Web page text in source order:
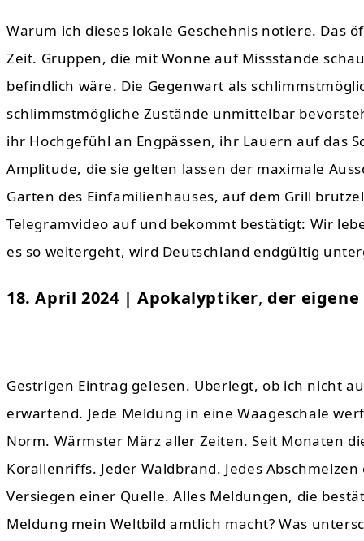
Warum ich dieses lokale Geschehnis notiere. Das
Zeit. Gruppen, die mit Wonne auf Missstände
befindlich wäre. Die Gegenwart als
schlimmstmögliche Zustände unmittelbar
ihr Hochgefühl an Engpässen, ihr Lauern auf das
Amplitude, die sie gelten lassen der maximale
Garten des Einfamilienhauses, auf dem Grill
Telegramvideo auf und bekommt bestätigt: Wir
es so weitergeht, wird Deutschland endgültig
18. April 2024 | Apokalyptiker, der eigene
Gestrigen Eintrag gelesen. Überlegt, ob ich nicht
erwartend. Jede Meldung in eine Waageschale
Norm. Wärmster März aller Zeiten. Seit Monaten
Korallenriffs. Jeder Waldbrand. Jedes
Versiegen einer Quelle. Alles Meldungen, die
Meldung mein Weltbild amtlich macht? Was